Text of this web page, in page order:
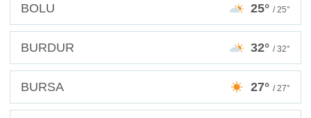
BOLU 25° / 25°
BURDUR 32° / 32°
BURSA 27° / 27°